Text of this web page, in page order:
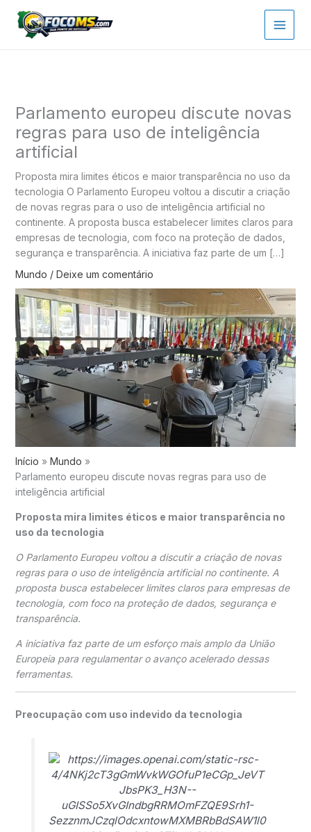
para
Parlamento europeu discute novas
regras para uso de inteligência
artificial
Proposta mira limites éticos e maior transparência no uso da
tecnologia O Parlamento Europeu voltou a discutir a criação
de novas regras para o uso de inteligência artificial no
continente. A proposta busca estabelecer limites claros para
empresas de tecnologia, com foco na proteção de dados,
segurança e transparência. A iniciativa faz parte de um […]
Mundo / Deixe um comentário
Início
Mundo
Parlamento europeu discute novas regras para uso de
inteligência artificial
Proposta mira limites éticos e maior transparência no
uso da tecnologia
O Parlamento Europeuvoltou a discutir a criação de novas
regras para o uso de inteligência artificial no continente. A
proposta busca estabelecer limites claros para empresas de
tecnologia, com foco na proteção de dados, segurança e
transparência.
A iniciativa faz parte de um esforço mais amplo da União
Europeiapara regulamentar o avanço acelerado dessas
ferramentas.
Preocupação com uso indevido da tecnologia